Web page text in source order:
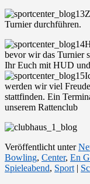
Turnier durchführen.
bevor wir das Turnier
Ihr Euch mit HUD
werden wir viel
stattfinden. Ein
unserem Rattenclub
Veröffentlicht unter
Bowling, Center, En
Spieleabend, Sport |